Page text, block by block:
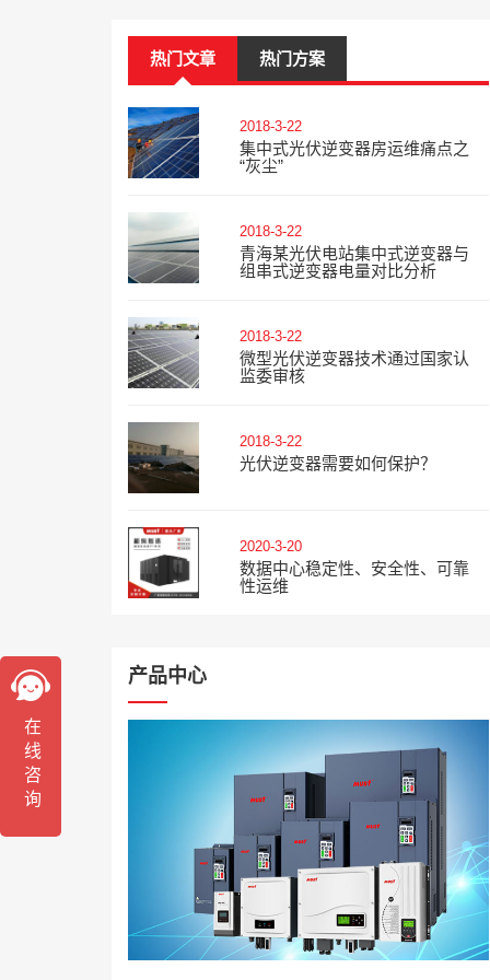
热门文章 热门方案
2018-3-22
集中式光伏逆变器房运维痛点之
“灰尘”
2018-3-22
青海某光伏电站集中式逆变器与
组串式逆变器电量对比分析
2018-3-22
微型光伏逆变器技术通过国家认
监委审核
2018-3-22
光伏逆变器需要如何保护？
2020-3-20
数据中心稳定性、安全性、可靠
性运维
产品中心
在线咨询